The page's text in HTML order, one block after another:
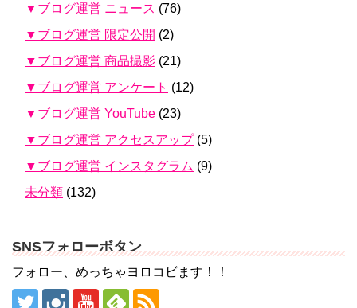
▼ブログ運営 ニュース (76)
▼ブログ運営 限定公開 (2)
▼ブログ運営 商品撮影 (21)
▼ブログ運営 アンケート (12)
▼ブログ運営 YouTube (23)
▼ブログ運営 アクセスアップ(5)
▼ブログ運営 インスタグラム (9)
未分類 (132)
SNSフォローボタン
フォロー、めっちゃヨロコビます！！